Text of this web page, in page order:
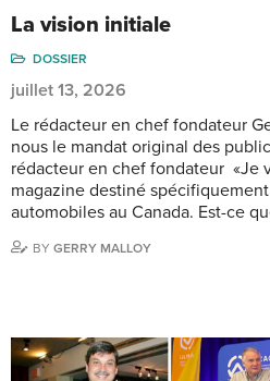
La vision initiale
DOSSIER
juillet 13, 2026
Le rédacteur en chef fondateur
nous le mandat original des
rédacteur en chef fondateur «Je
magazine destiné
automobiles au Canada. Est-ce
BY GERRY MALLOY